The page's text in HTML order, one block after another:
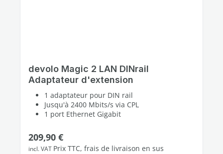
devolo Magic 2 LAN DINrail
Adaptateur d'extension
1 adaptateur pour DIN rail
Jusqu'à 2400 Mbits/s via CPL
1 port Ethernet Gigabit
Prix régulier :
209,90 €
incl. VAT Prix TTC, frais de livraison en sus